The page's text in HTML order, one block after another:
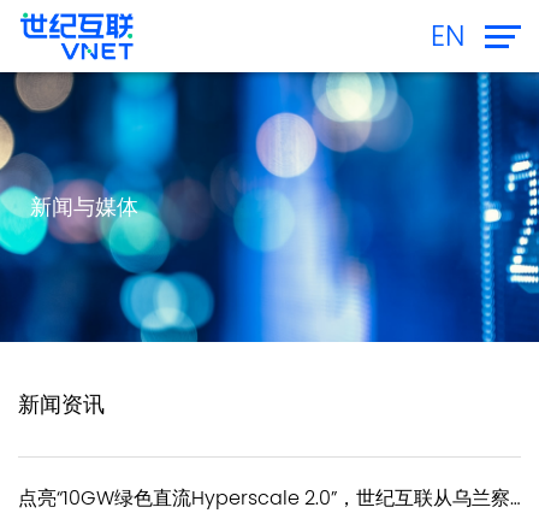
EN
新闻与媒体
新闻资讯